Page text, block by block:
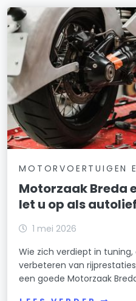
MOTORVOERTUIGEN
Motorzaak Breda
let u op als
1 mei 2026
Wie zich verdiept in
verbeteren van
een goede Motorzaak